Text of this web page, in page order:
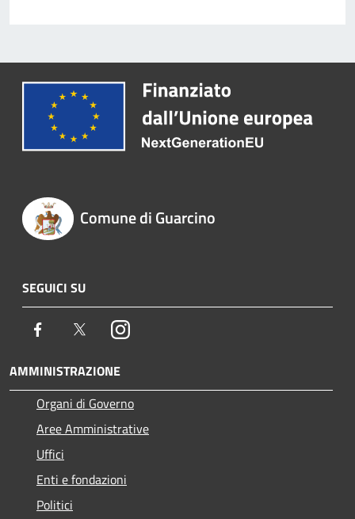
Comune di Guarcino
SEGUICI SU
Facebook TwitterInstagram
AMMINISTRAZIONE
Organi di Governo
Aree Amministrative
Uffici
Enti e fondazioni
Politici